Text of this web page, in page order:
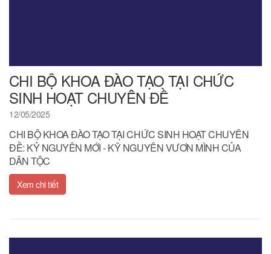
CHI BỘ KHOA ĐÀO TẠO TẠI CHỨC
SINH HOẠT CHUYÊN ĐỀ
12/05/2025
CHI BỘ KHOA ĐÀO TẠO TẠI CHỨC SINH HOẠT CHUYÊN
ĐỀ: KỶ NGUYÊN MỚI - KỸ NGUYÊN VƯƠN MÌNH CỦA
DÂN TỘC
Xem chi tiết